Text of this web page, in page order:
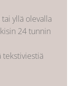
yllä olevalla
24 tunnin
tekstiviestiä